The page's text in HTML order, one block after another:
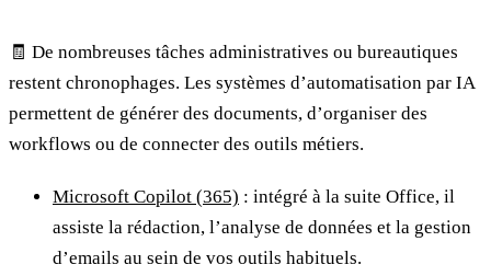
🧾 De nombreuses tâches administratives ou bureautiques
restent chronophages. Les systèmes d’automatisation par IA
permettent de générer des documents, d’organiser des
workflows ou de connecter des outils métiers.
Microsoft Copilot (365) : intégré à la suite Office, il
assiste la rédaction, l’analyse de données et la gestion
d’emails au sein de vos outils habituels.